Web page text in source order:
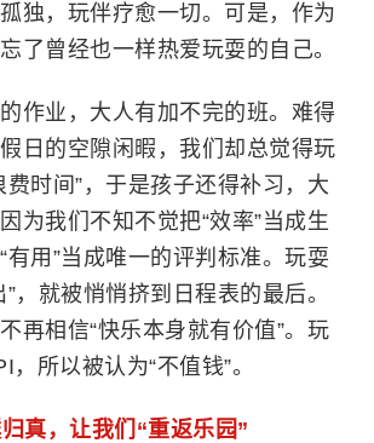
孤独，玩伴疗愈一切。 可是，作为
了曾经也一样热爱玩耍的自己。
作业，大人有加不完的班。难得
日的空隙闲暇，我们却总觉得玩
费时间”，于是孩子还得补习，大
因为我们不知不觉把“效率”当成生
有用”当成唯一的评判标准。玩耍
”，就被悄悄挤到日程表的最后。
再相信“快乐本身就有价值”。玩
所以被认为“不值钱”。
真，让我们“重返乐园”